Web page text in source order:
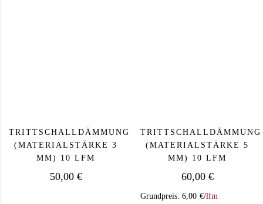
TRITTSCHALLDÄMMUNG
(MATERIALSTÄRKE 3
MM) 10 LFM
50,00 €
TRITTSCHALLDÄMMUNG
(MATERIALSTÄRKE 5
MM) 10 LFM
60,00 €
Grundpreis: 6,00 €/lfm